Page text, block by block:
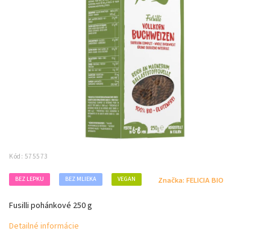
Kód: 575573
BEZ LEPKU BEZ MLIEKA VEGAN Značka: FELICIA BIO
Fusilli pohánkové 250 g
Detailné informácie